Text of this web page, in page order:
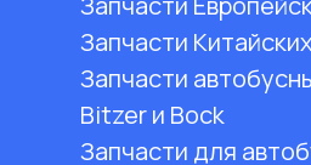
Запчасти
Запчасти
Bitzer и Bock
Запчасти для